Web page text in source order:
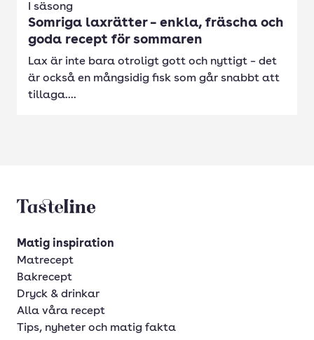
I säsong
Somriga laxrätter – enkla, fräscha och
goda recept för sommaren
Lax är inte bara otroligt gott och nyttigt – det
är också en mångsidig fisk som går snabbt att
tillaga....
Tasteline startsida
Matig inspiration
Matrecept
Bakrecept
Dryck & drinkar
Alla våra recept
Tips, nyheter och matig fakta